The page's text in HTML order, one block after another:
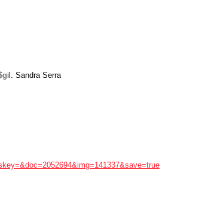
il. Sandra Serra